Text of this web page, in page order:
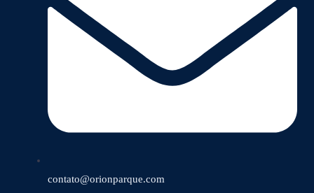
contato@orionparque.com